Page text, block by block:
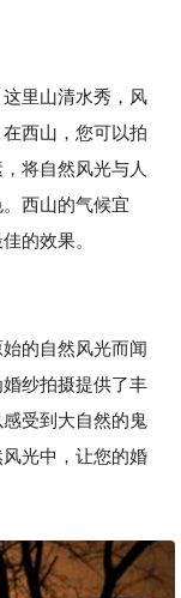
里山清水秀，风
西山，您可以拍
将自然风光与人
西山的气候宜
的效果。
的自然风光而闻
纱拍摄提供了丰
受到大自然的鬼
光中，让您的婚